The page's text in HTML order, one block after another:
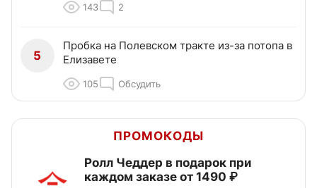
143 2
5
Пробка на Полевском тракте из-за потопа в
Елизавете
105 Обсудить
ПРОМОКОДЫ
Ролл Чеддер в подарок при
каждом заказе от 1490 ₽